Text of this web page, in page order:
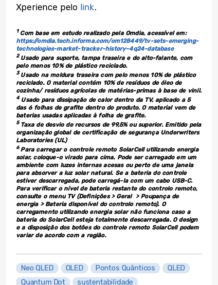
Xperience pelo link.
1 Com base em estudo realizado pela Omdia, acessível em:
https://omdia.tech.informa.com/om128449/tv-sets-emerging-
technologies-market-tracker-history–4q24-database
2Usado para suporte, tampa traseira e do alto-falante, com
pelo menos 10% de plástico reciclado.
3Usado na moldura traseira com pelo menos 10% de plástico
reciclado. O material contém 10% de resíduos de óleo de
cozinha/ resíduos agrícolas de matérias-primas à base de vinil.
4 Usado para dissipação de calor dentro da TV, aplicado a 5
das 6 folhas de grafite dentro do produto. O material vem de
baterias usadas aplicadas à folha de grafite.
5 Taxa de desvio de recursos de 99,5% ou superior. Emitido pela
organização global de certificação de segurança Underwriters
Laboratories (UL)
6 Para carregar o controle remoto SolarCell utilizando energia
solar, coloque-o virado para cima. Pode ser carregado em um
ambiente com luzes internas acesas ou perto de uma janela
para absorver a luz solar natural. Se a bateria do controle
estiver descarregada, pode carregá-la com um cabo USB-C.
Para verificar o nível de bateria restante do controlo remoto,
consulte o menu TV (Definições > Geral > Poupança de
energia > Bateria disponível do controlo remoto). O
carregamento utilizando energia solar não funciona caso a
bateria do SolarCell esteja totalmente descarregada. O design
e a disposição dos botões do controle remoto SolarCell podem
variar de acordo com a região.
Neo QLED OLED Pontos Quânticos
QLED
Quantum Dot
sustentabilidade